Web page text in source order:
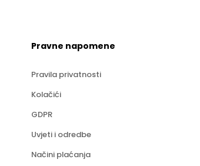
Pravne napomene
Pravila privatnosti
Kolačići
GDPR
Uvjeti i odredbe
Načini plaćanja